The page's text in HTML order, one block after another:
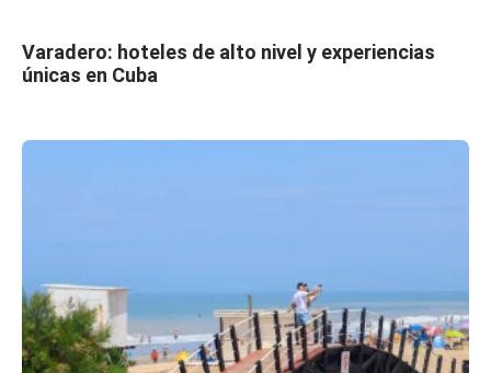
Varadero: hoteles de alto nivel y experiencias
únicas en Cuba